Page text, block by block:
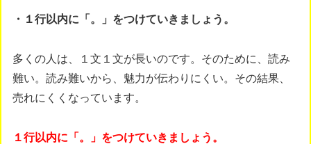
・１行以内に「。」をつけていきましょう。
多くの人は、１文１文が長いのです。そのために、読み
難い。読み難いから、魅力が伝わりにくい。その結果、
売れにくくなっています。
１行以内に「。」をつけていきましょう。